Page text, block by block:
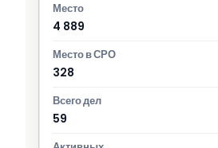
4 889
328
59